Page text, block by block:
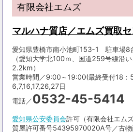
有限会社エムズ
マルハナ質店／エムズ買取
愛知県豊橋市南小池町153-1 駐車場8
（愛知大学北100ｍ、国道259号線沿
2.2km）
営業時間／9:00～19:00(最終受付18
6,7,16,17,26,27日
電話／0532-45-5414
愛知県公安委員会許可（有限会社エムズ
質屋許可番号54395970020A号／古物